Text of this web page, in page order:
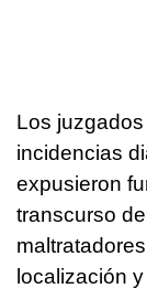
Los
incidencias
expusieron
transcurso
localización